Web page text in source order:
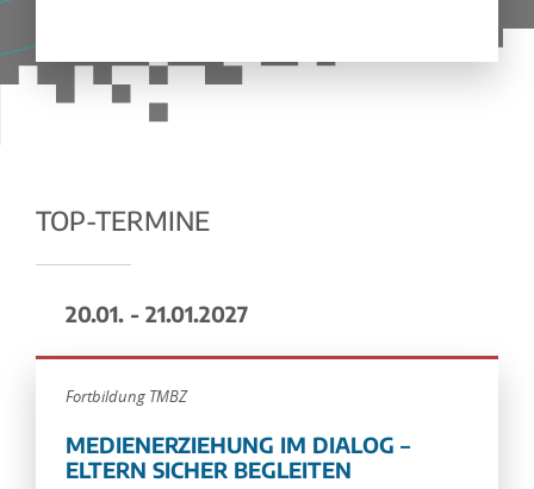
TOP-TERMINE
20.01. - 21.01.2027
Fortbildung TMBZ
MEDIENERZIEHUNG IM DIALOG –
ELTERN SICHER BEGLEITEN